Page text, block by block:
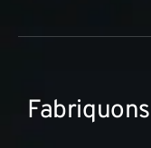
Fabriquons